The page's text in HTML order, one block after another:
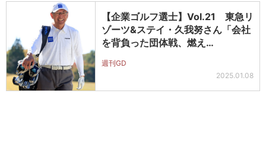
【企業ゴルフ選士】Vol.21 東急リ
ゾーツ&ステイ・久我努さん「会社
を背負った団体戦、燃え…
週刊GD
2025.01.08